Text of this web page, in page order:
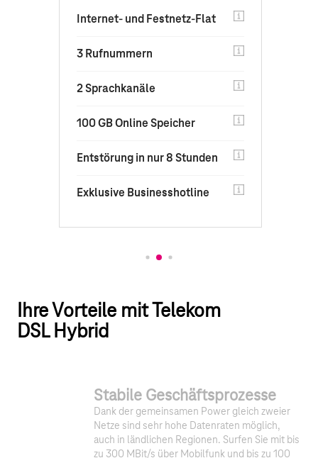
Internet- und Festnetz-Flat
3 Rufnummern
2 Sprachkanäle
100 GB Online Speicher
Entstörung in nur 8 Stunden
Exklusive Businesshotline
Ihre Vorteile mit Telekom
DSL Hybrid
Stabile Geschäftsprozesse
Dank der gemeinsamen Power gleich zweier
Netze sind sehr hohe Datenraten möglich,
auch in ländlichen Regionen. Surfen Sie mit bis
zu 300 MBit/s über Mobilfunk und bis zu 100